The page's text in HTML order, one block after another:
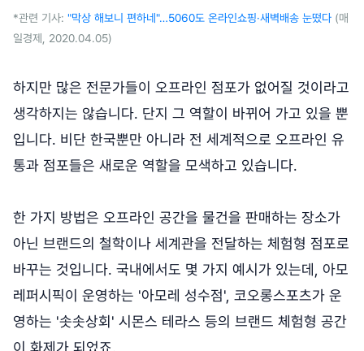
*관련 기사: "막상 해보니 편하네"…5060도 온라인쇼핑·새벽배송 눈떴다 (매
일경제, 2020.04.05)
하지만 많은 전문가들이 오프라인 점포가 없어질 것이라고
생각하지는 않습니다. 단지 그 역할이 바뀌어 가고 있을 뿐
입니다. 비단 한국뿐만 아니라 전 세계적으로 오프라인 유
통과 점포들은 새로운 역할을 모색하고 있습니다.
한 가지 방법은 오프라인 공간을 물건을 판매하는 장소가
아닌 브랜드의 철학이나 세계관을 전달하는 체험형 점포로
바꾸는 것입니다. 국내에서도 몇 가지 예시가 있는데, 아모
레퍼시픽이 운영하는 '아모레 성수점', 코오롱스포츠가 운
영하는 '솟솟상회' 시몬스 테라스 등의 브랜드 체험형 공간
이 화제가 되었죠.